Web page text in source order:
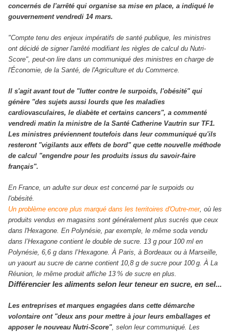
concernés de l'arrêté qui organise sa mise en place, a indiqué le
gouvernement vendredi 14 mars.
"Compte tenu des enjeux impératifs de santé publique, les ministres
ont décidé de signer l'arrêté modifiant les règles de calcul du Nutri-
Score", peut-on lire dans un communiqué des ministres en charge de
l'Économie, de la Santé, de l'Agriculture et du Commerce.
Il s'agit avant tout de "lutter contre le surpoids, l'obésité"qui
génère "des sujets aussi lourds que les maladies
cardiovasculaires, le diabète et certains cancers", a commenté
vendredi matin la ministre de la Santé Catherine Vautrin sur TF1.
Les ministres préviennent toutefois dans leur communiqué qu'ils
resteront "vigilants aux effets de bord" que cette nouvelle méthode
de calcul "engendre pour les produits issus du savoir-faire
français".
En France, un adulte sur deux est concerné par le surpoids ou
l'obésité.
Un problème encore plus marqué dans les territoires d'Outre-mer, où les
produits vendus en magasins sont généralement plus sucrés que ceux
dans l'Hexagone. En Polynésie, par exemple, le même soda vendu
dans l’Hexagone contient le double de sucre. 13 g pour 100 ml en
Polynésie, 6,6 g dans l’Hexagone. À Paris, à Bordeaux ou à Marseille,
un yaourt au sucre de canne contient 10,8 g de sucre pour 100 g. À La
Réunion, le même produit affiche 13 % de sucre en plus.
Différencier les aliments selon leur teneur en sucre, en sel...
Les entreprises et marques engagées dans cette démarche
volontaire ont"deux ans pour mettre à jour leurs emballages et
apposer le nouveau Nutri-Score", selon leur communiqué. Les